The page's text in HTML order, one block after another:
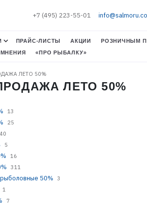
+7 (495) 223-55-01
ПРАЙС-ЛИСТЫ АКЦИИ
РОЗНИЧНЫМ
«ПРО РЫБАЛКУ»
ЛЕТО 50%
ЛЕТО 50%
13
25
40
5
16
311
50% 3
1
7